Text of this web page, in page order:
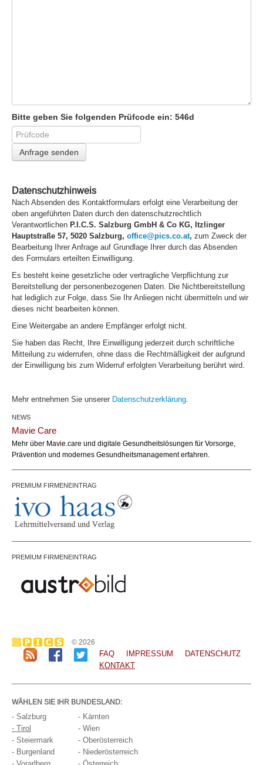
Bitte geben Sie folgenden Prüfcode ein: 546d
Datenschutzhinweis
Nach Absenden des Kontaktformulars erfolgt eine Verarbeitung der
oben angeführten Daten durch den datenschutzrechtlich
Verantwortlichen P.I.C.S. Salzburg GmbH & Co KG, Itzlinger
Hauptstraße 57, 5020 Salzburg, office@pics.co.at, zum Zweck der
Bearbeitung Ihrer Anfrage auf Grundlage Ihrer durch das Absenden
des Formulars erteilten Einwilligung.
Es besteht keine gesetzliche oder vertragliche Verpflichtung zur
Bereitstellung der personenbezogenen Daten. Die Nichtbereitstellung
hat lediglich zur Folge, dass Sie Ihr Anliegen nicht übermitteln und wir
dieses nicht bearbeiten können.
Eine Weitergabe an andere Empfänger erfolgt nicht.
Sie haben das Recht, Ihre Einwilligung jederzeit durch schriftliche
Mitteilung zu widerrufen, ohne dass die Rechtmäßigkeit der aufgrund
der Einwilligung bis zum Widerruf erfolgten Verarbeitung berührt wird.
Mehr entnehmen Sie unserer Datenschutzerklärung.
NEWS
Mavie Care
Mehr über Mavie.care und digitale Gesundheitslösungen für Vorsorge,
Prävention und modernes Gesundheitsmanagement erfahren.
PREMIUM FIRMENEINTRAG
PREMIUM FIRMENEINTRAG
© 2026
FAQ IMPRESSUM
DATENSCHUTZ
KONTAKT
WÄHLEN SIE IHR BUNDESLAND:
- Salzburg
- Tirol
- Steiermark
- Burgenland
- Kärnten
- Wien
- Oberösterreich
- Niederösterreich